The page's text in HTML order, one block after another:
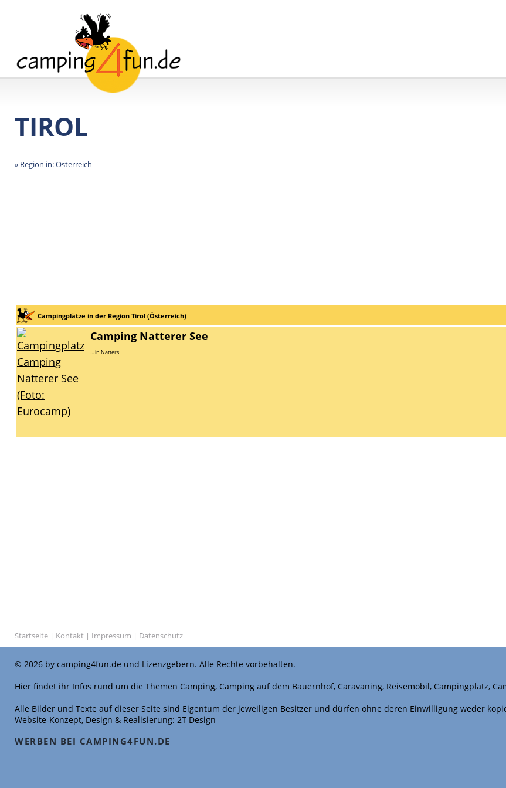
TIROL
» Region in: Österreich
Campingplätze in der Region Tirol (Österreich)
Camping Natterer See
... in Natters
Startseite | Kontakt | Impressum | Datenschutz
© 2026 by camping4fun.de und Lizenzgebern. Alle Rechte vorbehalten.
Hier findet ihr Infos rund um die Themen Camping, Camping auf dem Bauernhof, Caravaning, Reisemobil, Campingplatz,
Alle Bilder und Texte auf dieser Seite sind Eigentum der jeweiligen Besitzer und dürfen ohne deren Einwilligung weder
Website-Konzept, Design & Realisierung: 2T Design
WERBEN BEI CAMPING4FUN.DE